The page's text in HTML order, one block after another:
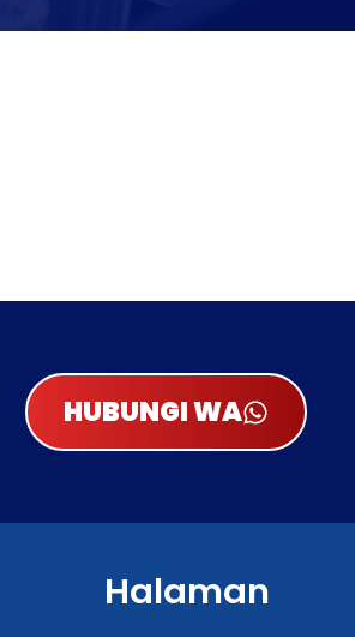
HUBUNGI WA
Halaman